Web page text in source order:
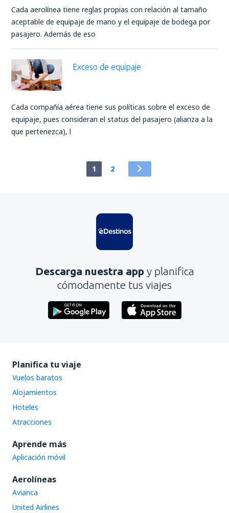
Cada aerolínea tiene reglas propias con relación al tamaño
aceptable de equipaje de mano y el equipaje de bodega por
pasajero. Además de eso
Exceso de equipaje
Cada compañía aérea tiene sus políticas sobre el exceso de
equipaje, pues consideran el status del pasajero (alianza a la
que pertenezca), l
1 2
Descarga nuestra app y planifica
cómodamente tus viajes
Planifica tu viaje
Vuelos baratos
Alojamientos
Hoteles
Atracciones
Aprende más
Aplicación móvil
Aerolíneas
Avianca
United Airlines